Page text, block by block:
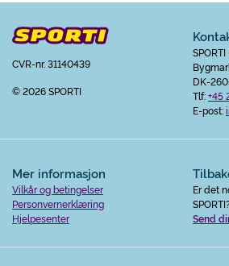
CVR-nr. 31140439
© 2026 SPORTI
DK-
Tlf:+45
E-post:
Mer informasjon
Vilkår og betingelser
Personvernerklæring
Hjelpesenter
Er det
Send